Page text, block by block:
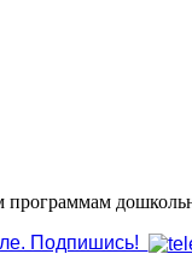
Подпишись!